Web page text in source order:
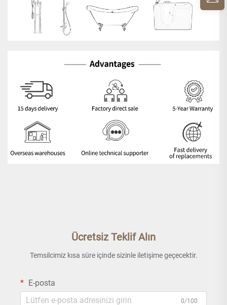
Ücretsiz Teklif Alın
Temsilcimiz kısa süre içinde sizinle iletişime geçecektir.
E-posta
0/100